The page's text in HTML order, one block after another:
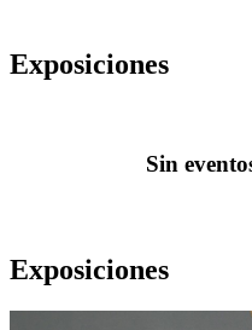
Exposiciones
Sin
Exposiciones